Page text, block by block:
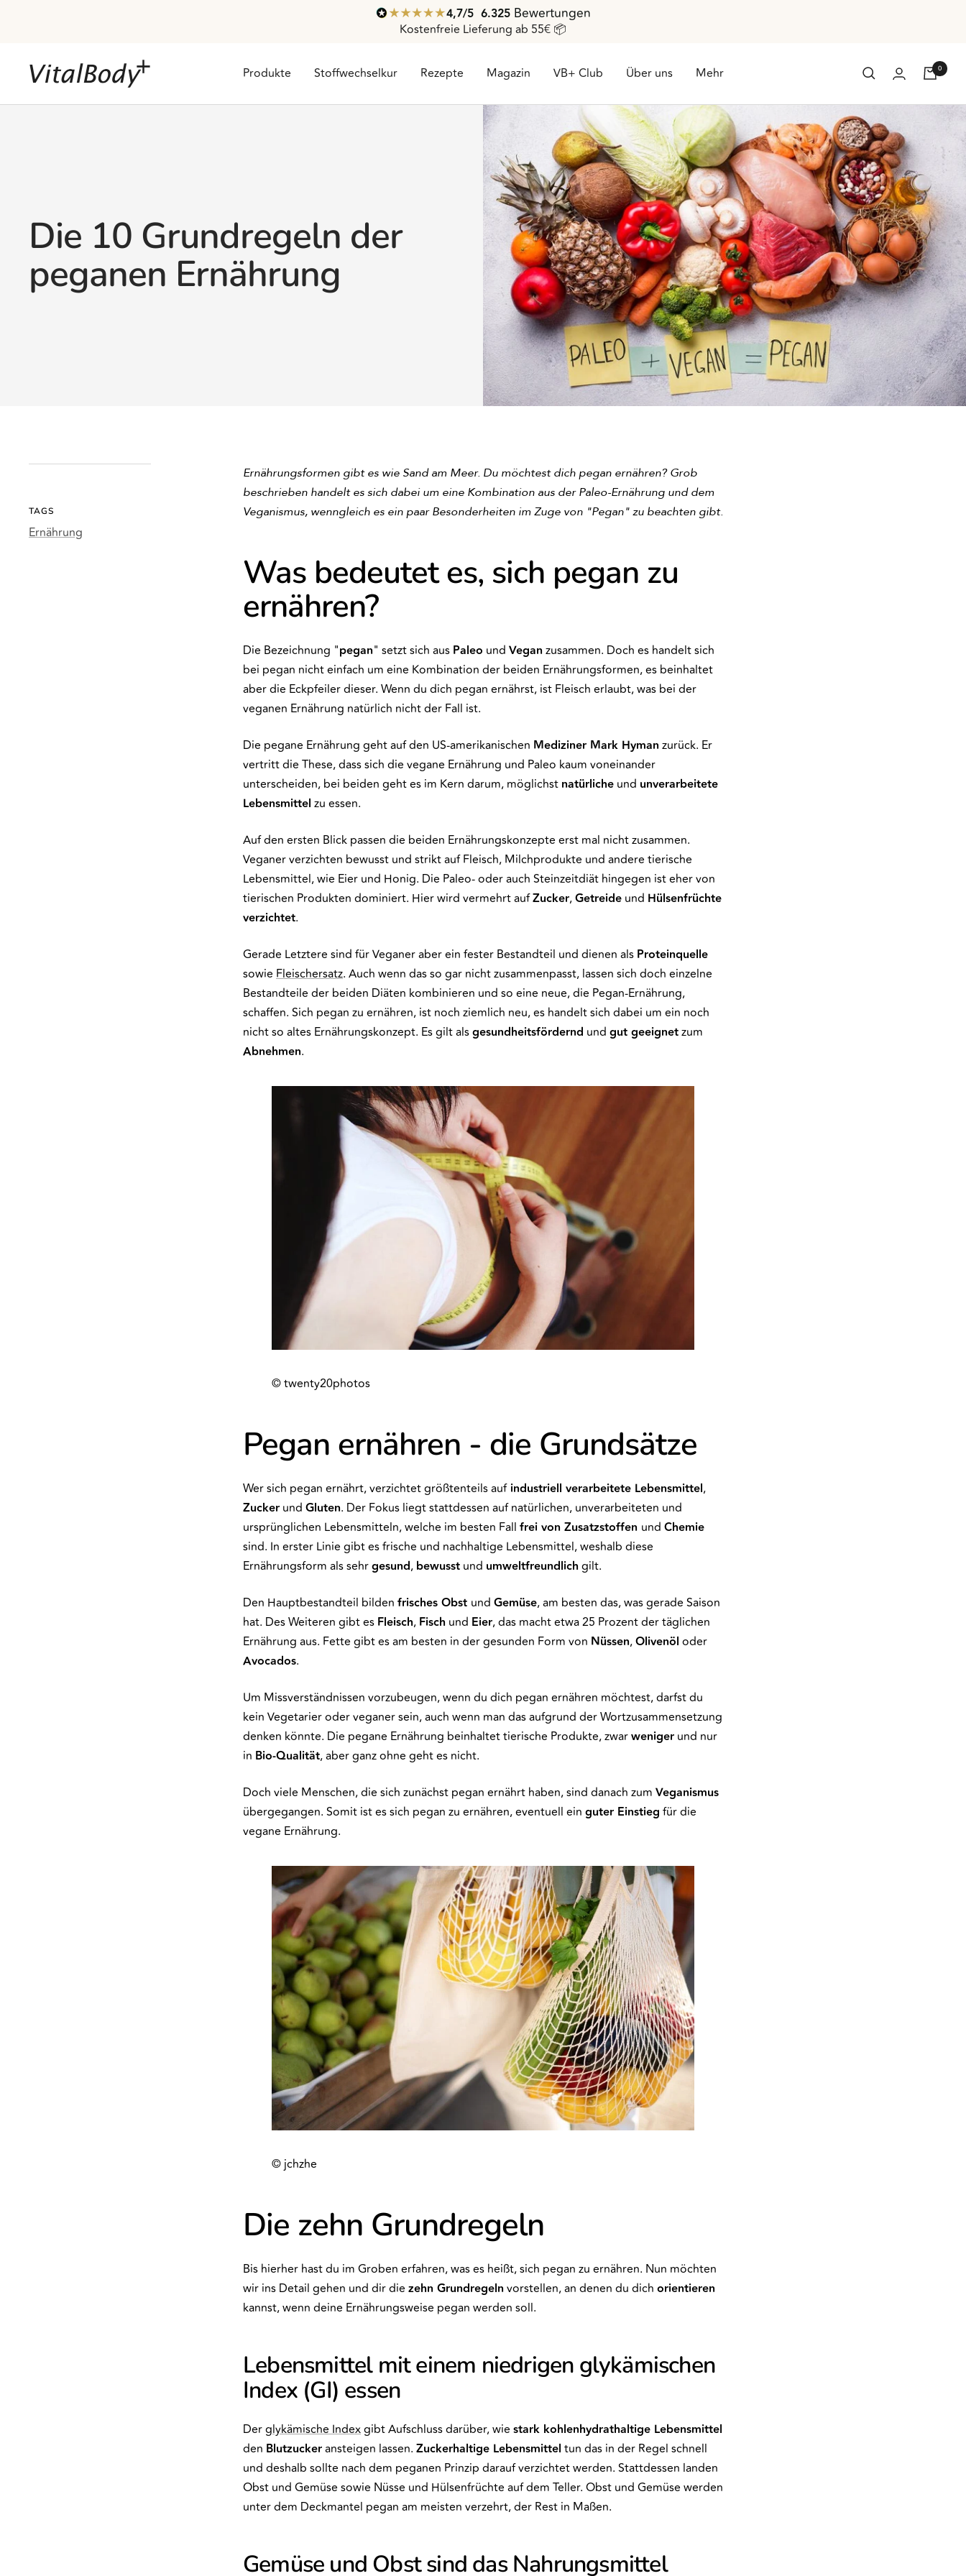
4,7/ 5 6.325 Bewertungen
Kostenfreie Lieferung ab 55€ 📦
Produkte Stoffwechselkur Rezepte Magazin VB+ Club Über uns Mehr
VitalBodyPLUS.de 0
Die 10 Grundregeln der
peganen Ernährung
TAGS
Ernährung
Ernährungsformen gibt es wie Sand am Meer. Du möchtest dich pegan ernähren? Grob
beschrieben handelt es sich dabei um eine Kombination aus der Paleo-Ernährung und dem
Veganismus, wenngleich es ein paar Besonderheiten im Zuge von "Pegan" zu beachten gibt.
Was bedeutet es, sich pegan zu
ernähren?
Die Bezeichnung "pegan" setzt sich aus Paleo und Vegan zusammen. Doch es handelt sich
bei pegan nicht einfach um eine Kombination der beiden Ernährungsformen, es beinhaltet
aber die Eckpfeiler dieser. Wenn du dich pegan ernährst, ist Fleisch erlaubt, was bei der
veganen Ernährung natürlich nicht der Fall ist.
Die pegane Ernährung geht auf den US-amerikanischen Mediziner Mark Hyman zurück. Er
vertritt die These, dass sich die vegane Ernährung und Paleo kaum voneinander
unterscheiden, bei beiden geht es im Kern darum, möglichst natürliche und unverarbeitete
Lebensmittel zu essen.
Auf den ersten Blick passen die beiden Ernährungskonzepte erst mal nicht zusammen.
Veganer verzichten bewusst und strikt auf Fleisch, Milchprodukte und andere tierische
Lebensmittel, wie Eier und Honig. Die Paleo- oder auch Steinzeitdiät hingegen ist eher von
tierischen Produkten dominiert. Hier wird vermehrt aufZucker,Getreide und Hülsenfrüchte
verzichtet.
Gerade Letztere sind für Veganer aber ein fester Bestandteil und dienen als Proteinquelle
sowie Fleischersatz. Auch wenn das so gar nicht zusammenpasst, lassen sich doch einzelne
Bestandteile der beiden Diäten kombinieren und so eine neue, die Pegan-Ernährung,
schaffen. Sich pegan zu ernähren, ist noch ziemlich neu, es handelt sich dabei um ein noch
nicht so altes Ernährungskonzept. Es gilt alsgesundheitsfördernd und gut geeignetzum
Abnehmen.
© twenty20photos
Pegan ernähren - die Grundsätze
Wer sich pegan ernährt, verzichtet größtenteils aufindustriell verarbeitete Lebensmittel,
Zucker und Gluten. Der Fokus liegt stattdessen auf natürlichen, unverarbeiteten und
ursprünglichen Lebensmitteln, welche im besten Fall frei von Zusatzstoffen und Chemie
sind. In erster Linie gibt es frische und nachhaltige Lebensmittel, weshalb diese
Ernährungsform als sehrgesund, bewusst und umweltfreundlich gilt.
Den Hauptbestandteil bilden frisches Obst und Gemüse, am besten das, was gerade Saison
hat. Des Weiteren gibt es Fleisch, Fisch und Eier, das macht etwa 25 Prozent der täglichen
Ernährung aus. Fette gibt es am besten in der gesunden Form von Nüssen,Olivenöl oder
Avocados.
Um Missverständnissen vorzubeugen, wenn du dich pegan ernähren möchtest, darfst du
kein Vegetarier oder veganer sein, auch wenn man das aufgrund der Wortzusammensetzung
denken könnte. Die pegane Ernährung beinhaltet tierische Produkte, zwarweniger und nur
in Bio-Qualität, aber ganz ohne geht es nicht.
Doch viele Menschen, die sich zunächst pegan ernährt haben, sind danach zum Veganismus
übergegangen. Somit ist es sich pegan zu ernähren, eventuell ein guter Einstieg für die
vegane Ernährung.
© jchzhe
Die zehn Grundregeln
Bis hierher hast du im Groben erfahren, was es heißt, sich pegan zu ernähren. Nun möchten
wir ins Detail gehen und dir die zehn Grundregeln vorstellen, an denen du dich orientieren
kannst, wenn deine Ernährungsweise pegan werden soll.
Lebensmittel mit einem niedrigen glykämischen
Index (GI) essen
Derglykämische Indexgibt Aufschluss darüber, wie stark kohlenhydrathaltige Lebensmittel
den Blutzuckeransteigen lassen. Zuckerhaltige Lebensmittel tun das in der Regel schnell
und deshalb sollte nach dem peganen Prinzip darauf verzichtet werden. Stattdessen landen
Obst und Gemüse sowie Nüsse und Hülsenfrüchte auf dem Teller. Obst und Gemüse werden
unter dem Deckmantel pegan am meisten verzehrt, der Rest in Maßen.
Gemüse und Obst sind das Nahrungsmittel